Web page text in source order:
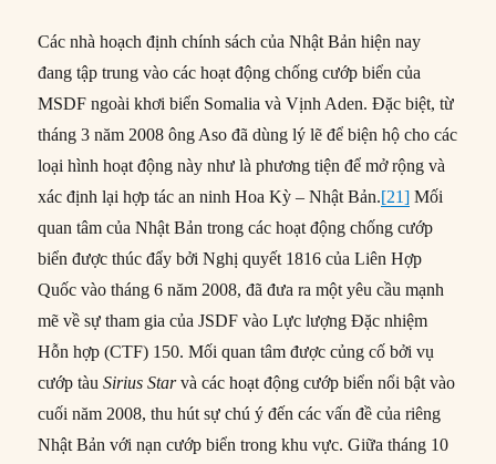
Các nhà hoạch định chính sách của Nhật Bản hiện nay
đang tập trung vào các hoạt động chống cướp biển của
MSDF ngoài khơi biển Somalia và Vịnh Aden. Đặc biệt, từ
tháng 3 năm 2008 ông Aso đã dùng lý lẽ để biện hộ cho các
loại hình hoạt động này như là phương tiện để mở rộng và
xác định lại hợp tác an ninh Hoa Kỳ – Nhật Bản.[21] Mối
quan tâm của Nhật Bản trong các hoạt động chống cướp
biển được thúc đẩy bởi Nghị quyết 1816 của Liên Hợp
Quốc vào tháng 6 năm 2008, đã đưa ra một yêu cầu mạnh
mẽ về sự tham gia của JSDF vào Lực lượng Đặc nhiệm
Hỗn hợp (CTF) 150. Mối quan tâm được củng cố bởi vụ
cướp tàuSirius Starvà các hoạt động cướp biển nổi bật vào
cuối năm 2008, thu hút sự chú ý đến các vấn đề của riêng
Nhật Bản với nạn cướp biển trong khu vực. Giữa tháng 10